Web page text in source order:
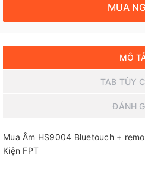
MUA
MÔ
TAB TÙY
ĐÁNH
Mua Âm HS9004 Bluetouch +
Kiện FPT